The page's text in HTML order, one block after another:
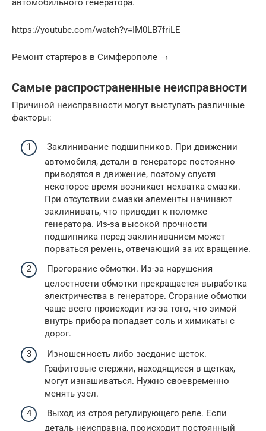
автомобильного генератора.
https://youtube.com/watch?v=IM0LB7friLE
Ремонт стартеров в Симферополе →
Самые распространенные неисправности
Причиной неисправности могут выступать различные
факторы:
Заклинивание подшипников. При движении
автомобиля, детали в генераторе постоянно
приводятся в движение, поэтому спустя
некоторое время возникает нехватка смазки.
При отсутствии смазки элементы начинают
заклинивать, что приводит к поломке
генератора. Из-за высокой прочности
подшипника перед заклиниванием может
порваться ремень, отвечающий за их вращение.
Прогорание обмотки. Из-за нарушения
целостности обмотки прекращается выработка
электричества в генераторе. Сгорание обмотки
чаще всего происходит из-за того, что зимой
внутрь прибора попадает соль и химикаты с
дорог.
Изношенность либо заедание щеток.
Графитовые стержни, находящиеся в щетках,
могут изнашиваться. Нужно своевременно
менять узел.
Выход из строя регулирующего реле. Если
деталь неисправна, происходит постоянный